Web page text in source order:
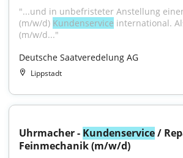
"...und in unbefristeter Anstellung
(m/w/d) Kundenservice international.
(m/w/d..."
Deutsche Saatveredelung AG
Lippstadt
Uhrmacher - Kundenservice /
Feinmechanik (m/w/d)